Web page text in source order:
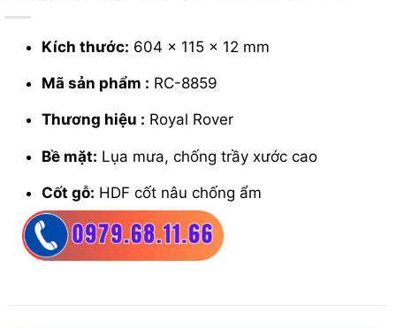
Kích thước: 604 x 115 x 12 mm
Mã sản phẩm : RC-8859
Thương hiệu : Royal Rover
Bề mặt: Lụa mưa, chống trầy xước cao
Cốt gỗ: HDF cốt nâu chống ẩm
Vân gỗ:Mô phỏng tự nhiên sắc nét
Bảo hành:10 năm